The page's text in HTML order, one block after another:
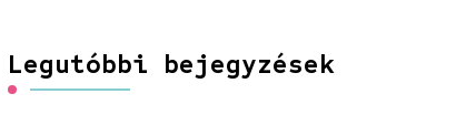
Legutóbbi bejegyzések